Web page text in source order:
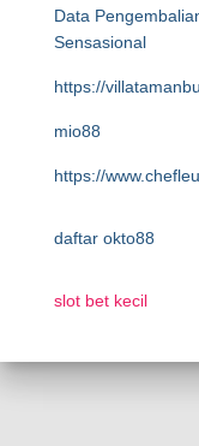
Data
Sensasional
https://
mio88
https://
daftar okto88
slot bet kecil